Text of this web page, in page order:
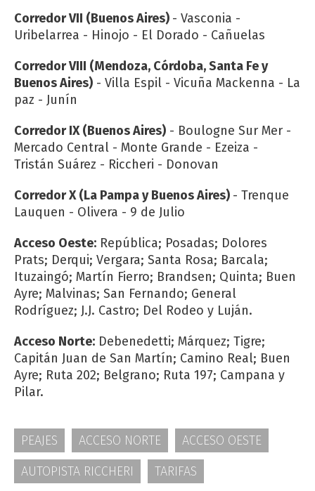
Corredor VII (Buenos Aires) - Vasconia -
Uribelarrea - Hinojo - El Dorado - Cañuelas
Corredor VIII (Mendoza, Córdoba, Santa Fe y
Buenos Aires) - Villa Espil - Vicuña Mackenna - La
paz - Junín
Corredor IX (Buenos Aires) - Boulogne Sur Mer -
Mercado Central - Monte Grande - Ezeiza -
Tristán Suárez - Riccheri - Donovan
Corredor X (La Pampa y Buenos Aires) - Trenque
Lauquen - Olivera - 9 de Julio
Acceso Oeste: República; Posadas; Dolores
Prats; Derqui; Vergara; Santa Rosa; Barcala;
Ituzaingó; Martín Fierro; Brandsen; Quinta; Buen
Ayre; Malvinas; San Fernando; General
Rodríguez; J.J. Castro; Del Rodeo y Luján.
Acceso Norte: Debenedetti; Márquez; Tigre;
Capitán Juan de San Martín; Camino Real; Buen
Ayre; Ruta 202; Belgrano; Ruta 197; Campana y
Pilar.
PEAJES ACCESO NORTE
ACCESO OESTE
AUTOPISTA RICCHERI
TARIFAS